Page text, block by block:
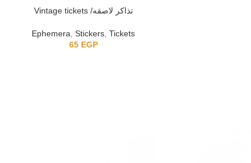
Vintage tickets /تذاكر لاصقه
Ephemera, Stickers, Tickets
65 EGP